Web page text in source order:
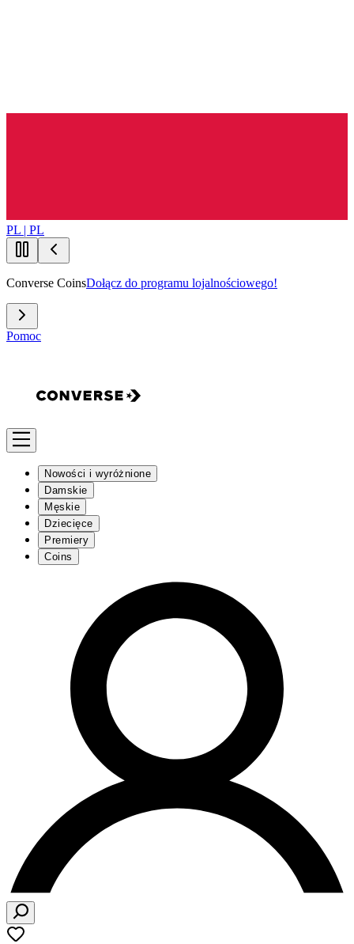
PL | PL
Converse CoinsDołącz do programu lojalnościowego!
Pomoc
Nowości i wyróżnione
Damskie
Męskie
Dziecięce
Premiery
Coins